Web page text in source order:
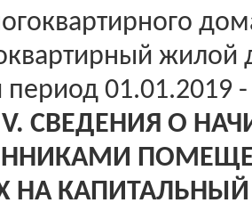
жилой
период 01.01.2019
СВЕДЕНИЯ О
НА